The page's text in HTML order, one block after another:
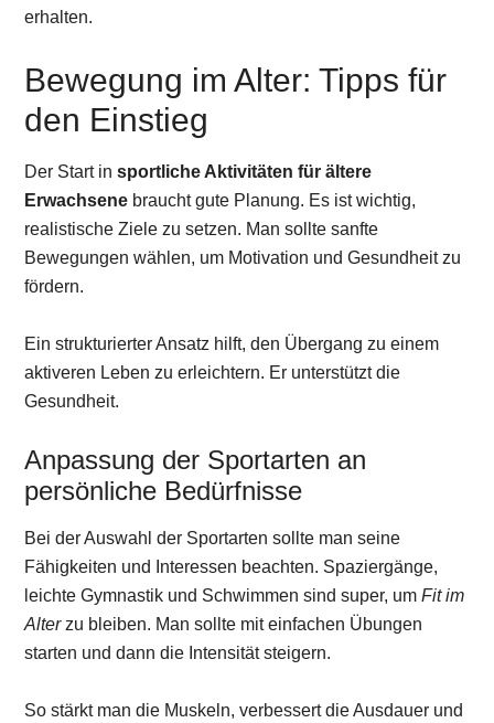
erhalten.
Bewegung im Alter: Tipps für
den Einstieg
Der Start insportliche Aktivitäten für ältere
Erwachsene braucht gute Planung. Es ist wichtig,
realistische Ziele zu setzen. Man sollte sanfte
Bewegungen wählen, um Motivation und Gesundheit zu
fördern.
Ein strukturierter Ansatz hilft, den Übergang zu einem
aktiveren Leben zu erleichtern. Er unterstützt die
Gesundheit.
Anpassung der Sportarten an
persönliche Bedürfnisse
Bei der Auswahl der Sportarten sollte man seine
Fähigkeiten und Interessen beachten. Spaziergänge,
leichte Gymnastik und Schwimmen sind super, umFit im
Alterzu bleiben. Man sollte mit einfachen Übungen
starten und dann die Intensität steigern.
So stärkt man die Muskeln, verbessert die Ausdauer und